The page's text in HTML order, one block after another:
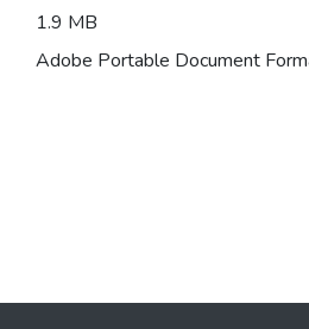
1.9 MB
Adobe Portable Document